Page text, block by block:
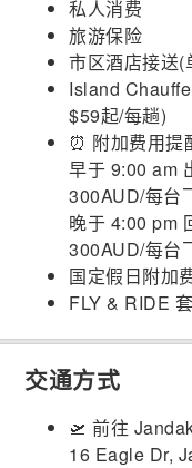
私人消费
旅游保险
市区酒店接送(
Island
$59起/每趟)
⏰ 附加费用提
早于 9:00 am
300AUD/每台
晚于 4:00 pm
300AUD/每台
国定假日附加
FLY & RIDE
交通方式
🛫 前往
16 Eagle Dr,